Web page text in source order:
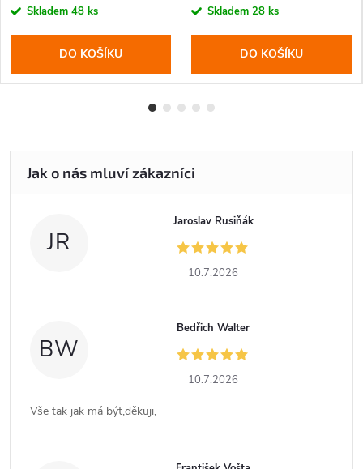
cena:Skladem 48 ks
DO KOŠÍKU
cena:Skladem 28 ks
DO KOŠÍKU
JR
Jaroslav Rusiňák
10.7.2026
BW
Bedřich Walter
10.7.2026
Vše tak jak má být,děkuji,